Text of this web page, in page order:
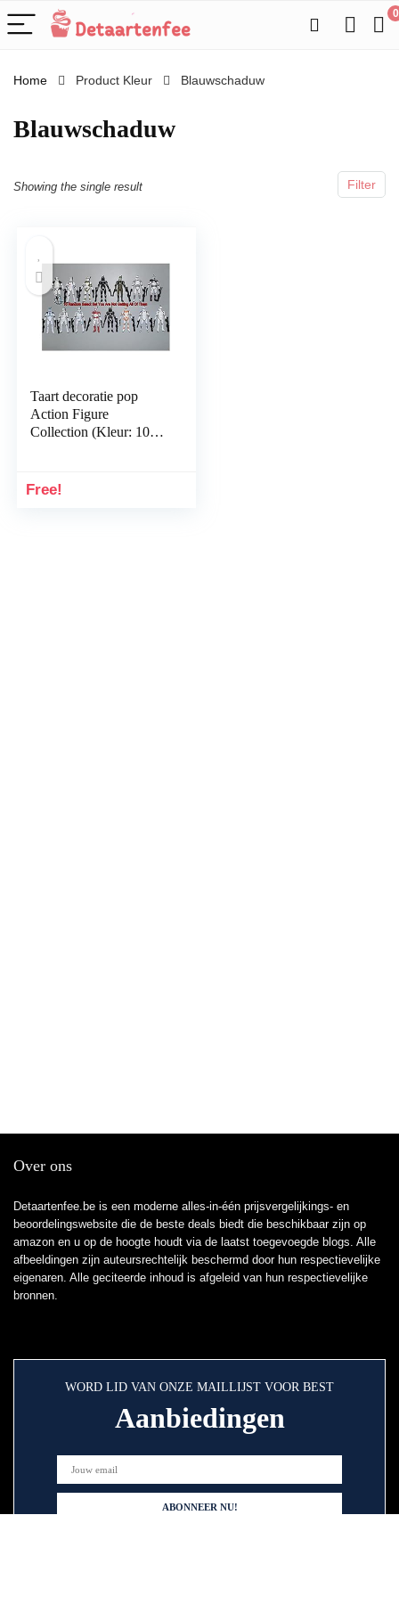
0
Home Product Kleur Blauwschaduw
Blauwschaduw
Filter
Showing the single result
Taart decoratie pop
Action Figure
Collection (Kleur: 10
Free!
Over ons
Detaartenfee.be is een moderne alles-in-één prijsvergelijkings- en
beoordelingswebsite die de beste deals biedt die beschikbaar zijn op
amazon en u op de hoogte houdt via de laatst toegevoegde blogs. Alle
afbeeldingen zijn auteursrechtelijk beschermd door hun respectievelijke
eigenaren. Alle geciteerde inhoud is afgeleid van hun respectievelijke
bronnen.
WORD LID VAN ONZE MAILLIJST VOOR BEST
Aanbiedingen